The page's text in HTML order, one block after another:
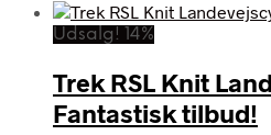
Udsalg! 14%
Trek RSL Knit
Fantastisk tilbud!